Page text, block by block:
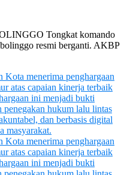
Tongkat komando
resmi berganti. AKBP